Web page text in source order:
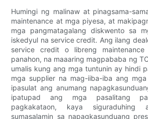
Humingi ng malinaw at pinagsama-
maintenance at mga piyesa, at
mga pangmatagalang diskwento sa
iskedyul na service credit. Ang ilang
service credit o libreng
panahon, na maaaring magpababa ng
umalis kung ang mga tuntunin ay hindi
mga supplier na mag-iiba-iba ang mga
ipasulat ang anumang
ipatupad ang mga pasalitang
pagkakataon, kaya
sumasalamin sa napagkasunduang